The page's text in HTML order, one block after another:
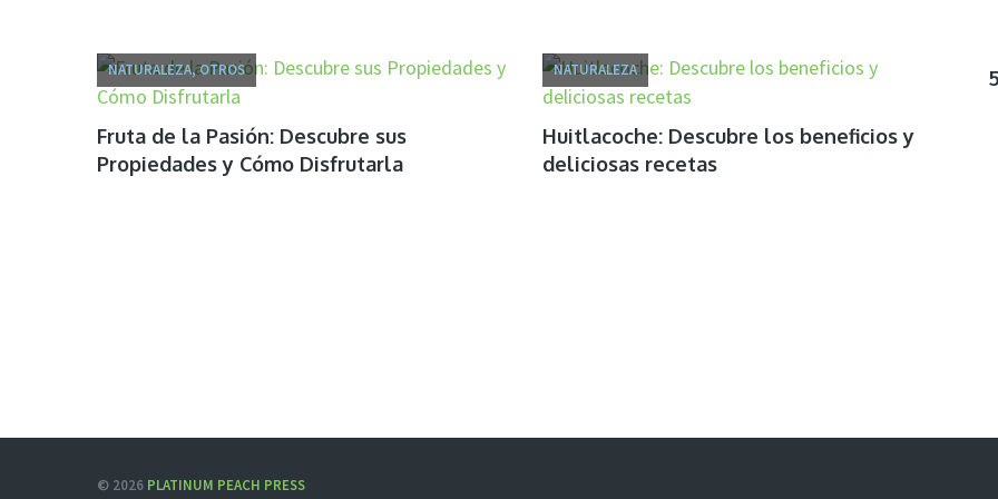
NATURALEZA, OTROS
Fruta de la Pasión: Descubre sus
Propiedades y Cómo Disfrutarla
NATURALEZA
Huitlacoche: Descubre los beneficios y
deliciosas recetas
© 2026 PLATINUM PEACH PRESS